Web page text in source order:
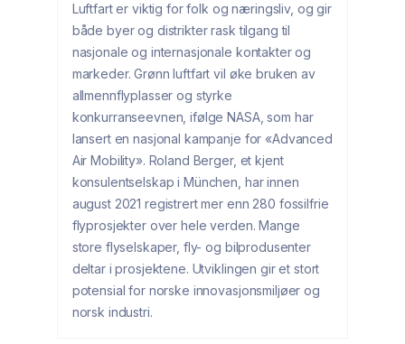
Luftfart er viktig for folk og næringsliv, og gir
både byer og distrikter rask tilgang til
nasjonale og internasjonale kontakter og
markeder. Grønn luftfart vil øke bruken av
allmennflyplasser og styrke
konkurranseevnen, ifølge NASA, som har
lansert en nasjonal kampanje for «Advanced
Air Mobility». Roland Berger, et kjent
konsulentselskap i München, har innen
august 2021 registrert mer enn 280 fossilfrie
flyprosjekter over hele verden. Mange
store flyselskaper, fly- og bilprodusenter
deltar i prosjektene. Utviklingen gir et stort
potensial for norske innovasjonsmiljøer og
norsk industri.